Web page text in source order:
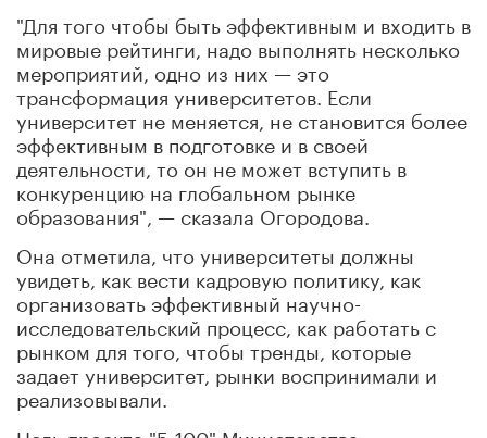
"Для того чтобы быть эффективным и входить в
мировые рейтинги, надо выполнять несколько
мероприятий, одно из них — это
трансформация университетов. Если
университет не меняется, не становится более
эффективным в подготовке и в своей
деятельности, то он не может вступить в
конкуренцию на глобальном рынке
образования", — сказала Огородова.
Она отметила, что университеты должны
увидеть, как вести кадровую политику, как
организовать эффективный научно-
исследовательский процесс, как работать с
рынком для того, чтобы тренды, которые
задает университет, рынки воспринимали и
реализовывали.